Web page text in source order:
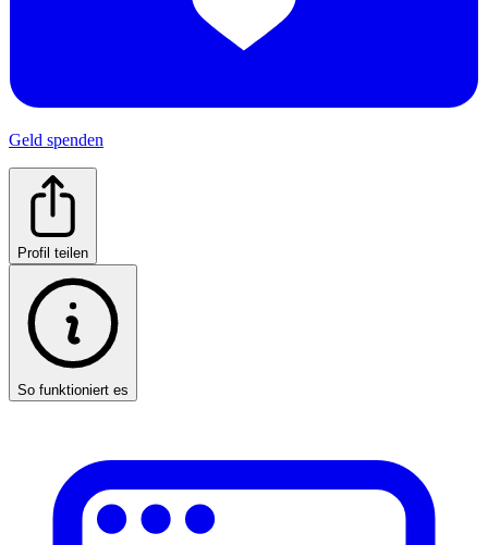
Geld spenden
Profil teilen
So funktioniert es